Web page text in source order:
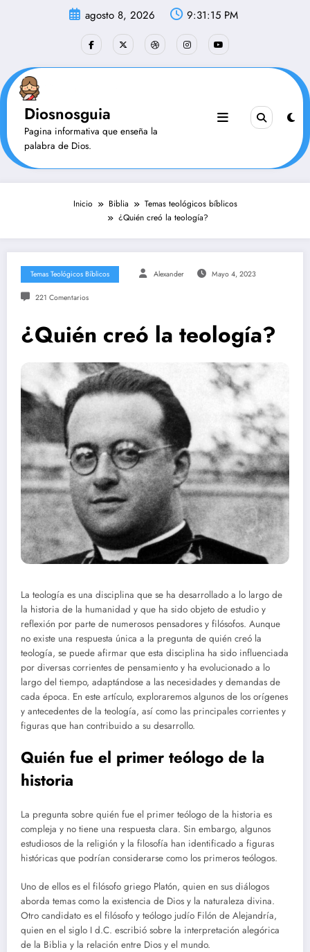
agosto 8, 2026 9:31:16 PM
Diosnosguia
Pagina informativa que enseña la
palabra de Dios.
Inicio Biblia
Temas teológicos bíblicos
¿Quién creó la teología?
Temas Teológicos Bíblicos Alexander Mayo 4, 2023
221 Comentarios
¿Quién creó la teología?
La teología es una disciplina que se ha desarrollado a lo largo de
la historia de la humanidad y que ha sido objeto de estudio y
reflexión por parte de numerosos pensadores y filósofos. Aunque
no existe una respuesta única a la pregunta de quién creó la
teología, se puede afirmar que esta disciplina ha sido influenciada
por diversas corrientes de pensamiento y ha evolucionado a lo
largo del tiempo, adaptándose a las necesidades y demandas de
cada época. En este artículo, exploraremos algunos de los orígenes
y antecedentes de la teología, así como las principales corrientes y
figuras que han contribuido a su desarrollo.
Quién fue el primer teólogo de la
historia
La pregunta sobre quién fue el primer teólogo de la historia es
compleja y no tiene una respuesta clara. Sin embargo, algunos
estudiosos de la religión y la filosofía han identificado a figuras
históricas que podrían considerarse como los primeros teólogos.
Uno de ellos es el filósofo griego Platón, quien en sus diálogos
aborda temas como la existencia de Dios y la naturaleza divina.
Otro candidato es el filósofo y teólogo judío Filón de Alejandría,
quien en el siglo I d.C. escribió sobre la interpretación alegórica
de la Biblia y la relación entre Dios y el mundo.